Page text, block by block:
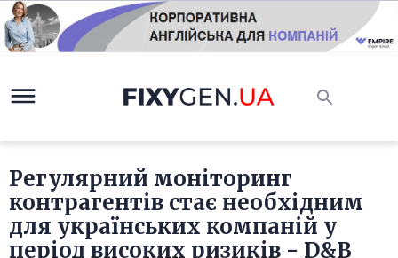
Регулярний моніторинг
контрагентів стає необхідним
для українських компаній у
період високих ризиків - D&B